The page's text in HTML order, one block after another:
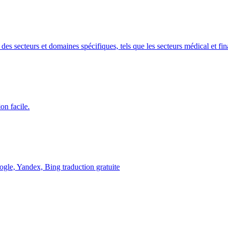
secteurs et domaines spécifiques, tels que les secteurs médical et
facile.
Yandex, Bing traduction gratuite